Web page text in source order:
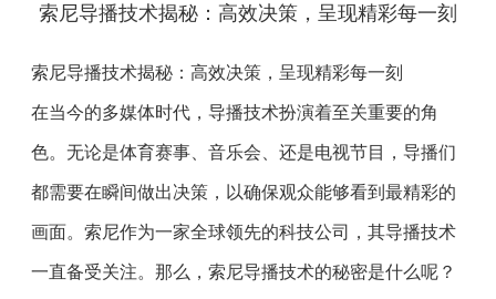
索尼导播技术揭秘：高效决策，呈现精彩每一刻
索尼导播技术揭秘：高效决策，呈现精彩每一刻
在当今的多媒体时代，导播技术扮演着至关重要的角
色。无论是体育赛事、音乐会、还是电视节目，导播们
都需要在瞬间做出决策，以确保观众能够看到最精彩的
画面。索尼作为一家全球领先的科技公司，其导播技术
一直备受关注。那么，索尼导播技术的秘密是什么呢？